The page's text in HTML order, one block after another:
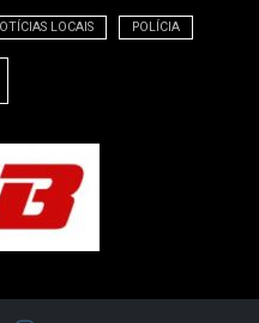
LOCAIS POLÍCIA